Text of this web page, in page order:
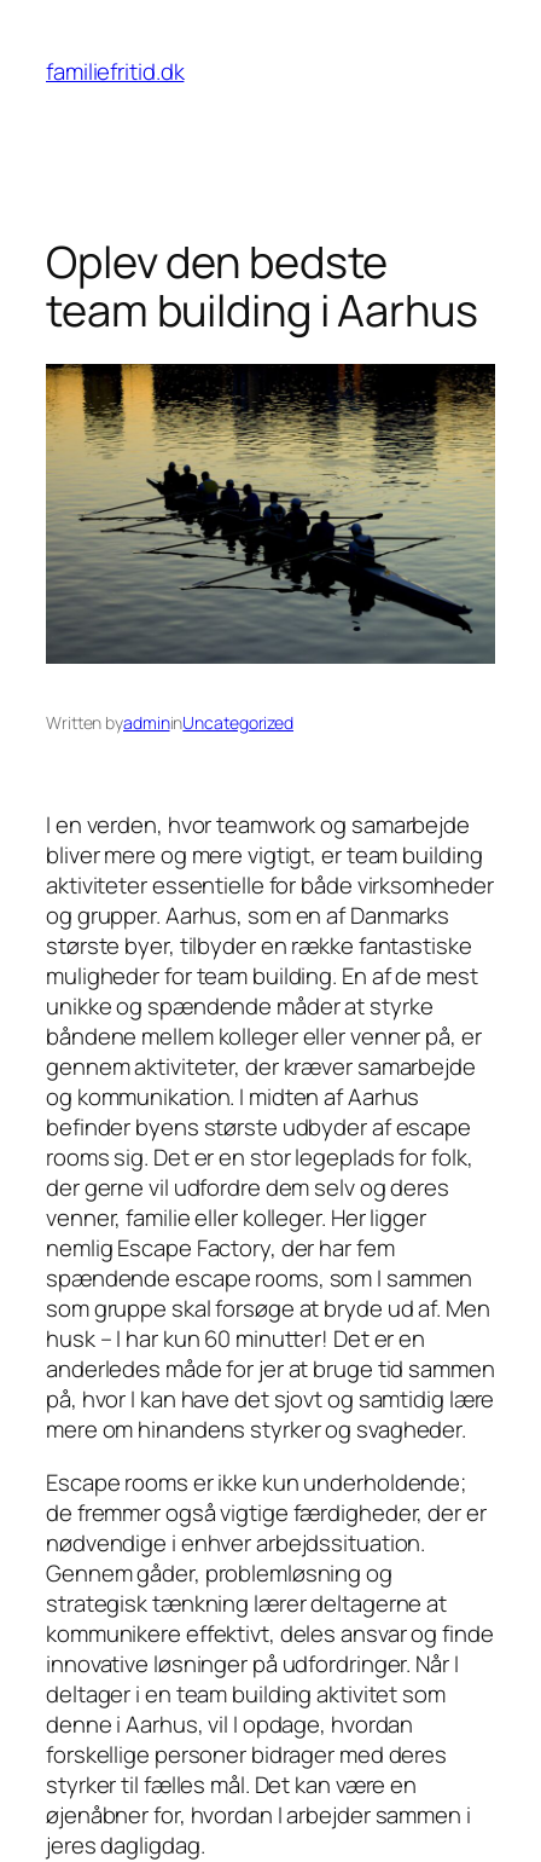
indhold
familiefritid.dk
Oplev den bedste
team building i Aarhus
Written byadmininUncategorized
I en verden, hvor teamwork og samarbejde
bliver mere og mere vigtigt, er team building
aktiviteter essentielle for både virksomheder
og grupper. Aarhus, som en af Danmarks
største byer, tilbyder en række fantastiske
muligheder for team building. En af de mest
unikke og spændende måder at styrke
båndene mellem kolleger eller venner på, er
gennem aktiviteter, der kræver samarbejde
og kommunikation. I midten af Aarhus
befinder byens største udbyder af escape
rooms sig. Det er en stor legeplads for folk,
der gerne vil udfordre dem selv og deres
venner, familie eller kolleger. Her ligger
nemlig Escape Factory, der har fem
spændende escape rooms, som I sammen
som gruppe skal forsøge at bryde ud af. Men
husk – I har kun 60 minutter! Det er en
anderledes måde for jer at bruge tid sammen
på, hvor I kan have det sjovt og samtidig lære
mere om hinandens styrker og svagheder.
Escape rooms er ikke kun underholdende;
de fremmer også vigtige færdigheder, der er
nødvendige i enhver arbejdssituation.
Gennem gåder, problemløsning og
strategisk tænkning lærer deltagerne at
kommunikere effektivt, deles ansvar og finde
innovative løsninger på udfordringer. Når I
deltager i en team building aktivitet som
denne i Aarhus, vil I opdage, hvordan
forskellige personer bidrager med deres
styrker til fælles mål. Det kan være en
øjenåbner for, hvordan I arbejder sammen i
jeres dagligdag.